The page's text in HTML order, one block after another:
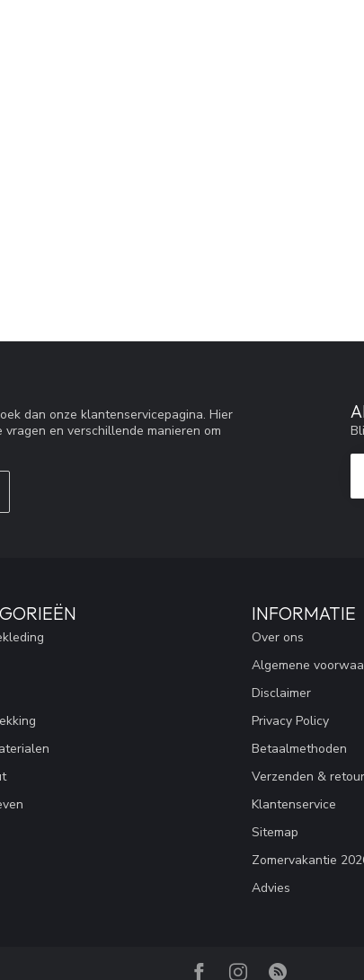
dan onze klantenservicepagina. Hier
en verschillende manieren om
INFORMATIE
Over ons
Algemene
Disclaimer
Privacy Policy
Betaalmethoden
Verzenden &
Klantenservice
Sitemap
Zomervakantie
Advies